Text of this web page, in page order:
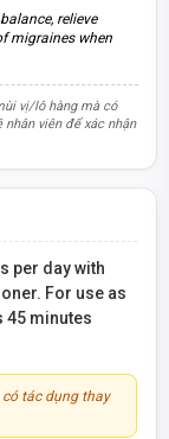
relieve
migraines when
vị/lô hàng mà có
viên để xác nhận
per day with
For use as
45 minutes
tác dụng thay